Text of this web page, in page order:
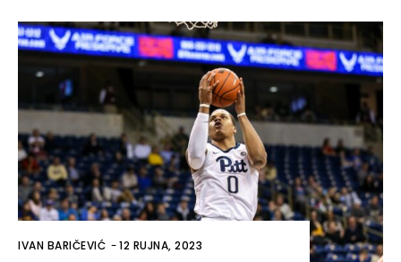
IVAN BARIČEVIĆ -12 RUJNA, 2023